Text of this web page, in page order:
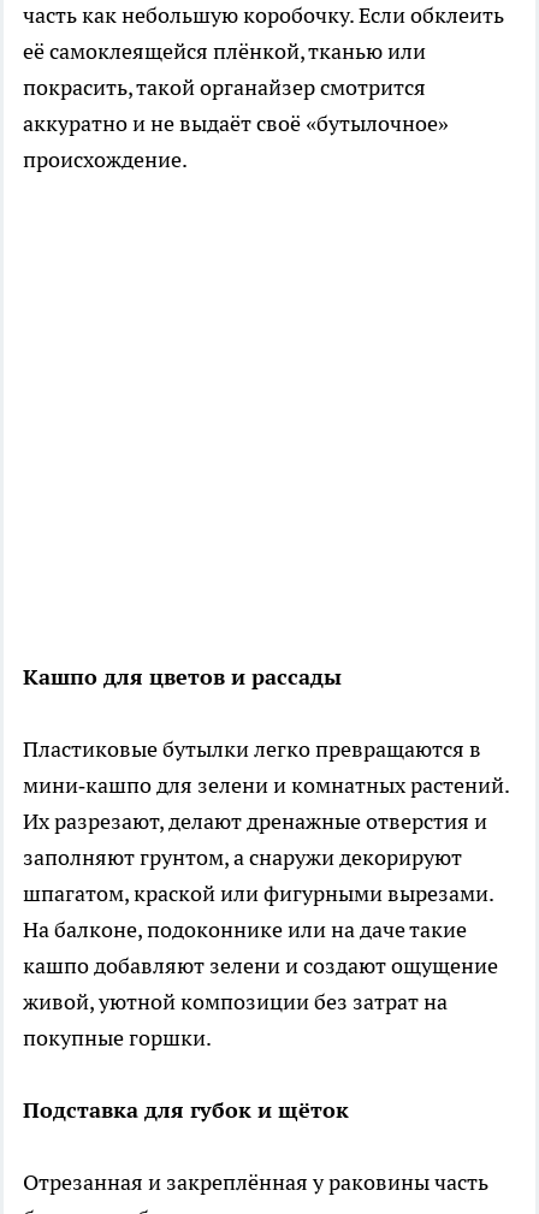
часть как небольшую коробочку. Если обклеить
её самоклеящейся плёнкой, тканью или
покрасить, такой органайзер смотрится
аккуратно и не выдаёт своё «бутылочное»
происхождение.
Кашпо для цветов и рассады
Пластиковые бутылки легко превращаются в
мини‑кашпо для зелени и комнатных растений.
Их разрезают, делают дренажные отверстия и
заполняют грунтом, а снаружи декорируют
шпагатом, краской или фигурными вырезами.
На балконе, подоконнике или на даче такие
кашпо добавляют зелени и создают ощущение
живой, уютной композиции без затрат на
покупные горшки.
Подставка для губок и щёток
Отрезанная и закреплённая у раковины часть